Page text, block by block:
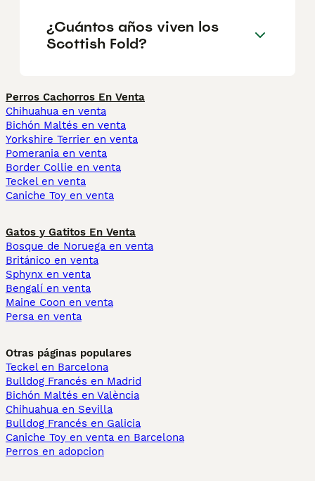
¿Cuántos años viven los
Scottish Fold?
Perros Cachorros En Venta
Chihuahua en venta
Bichón Maltés en venta
Yorkshire Terrier en venta
Pomerania en venta
Border Collie en venta
Teckel en venta
Caniche Toy en venta
Gatos y Gatitos En Venta
Bosque de Noruega en venta
Británico en venta
Sphynx en venta
Bengalí en venta
Maine Coon en venta
Persa en venta
Otras páginas populares
Teckel en Barcelona
Bulldog Francés en Madrid
Bichón Maltés en València
Chihuahua en Sevilla
Bulldog Francés en Galicia
Caniche Toy en venta en Barcelona
Perros en adopcion